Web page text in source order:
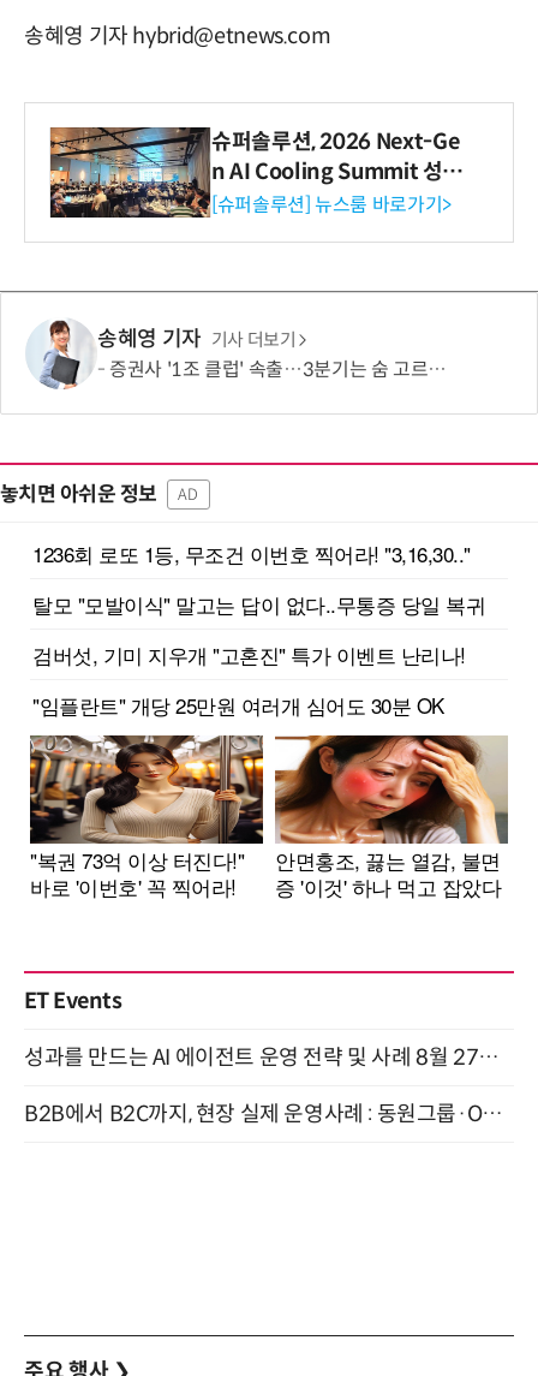
송혜영 기자 hybrid@etnews.com
슈퍼솔루션, 2026 Next-Ge
n AI Cooling Summit 성황
리 성료
[슈퍼솔루션] 뉴스룸 바로가기>
송혜영 기자 기사 더보기
증권사 '1조 클럽' 속출…3분기는 숨 고르기 전망
놓치면 아쉬운 정보 AD
ET Events
성과를 만드는 AI 에이전트 운영 전략 및 사례 8월 27일 개최
B2B에서 B2C까지, 현장 실제 운영사례 : 동원그룹·OCI·다이닝브랜즈그룹·당근 (8/27)